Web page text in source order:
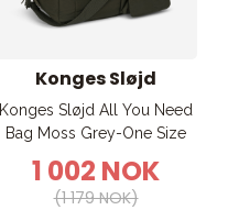
Konges Sløjd
Konges Sløjd All You Need
Bag Moss Grey-One Size
1 002 NOK
(1 179 NOK)